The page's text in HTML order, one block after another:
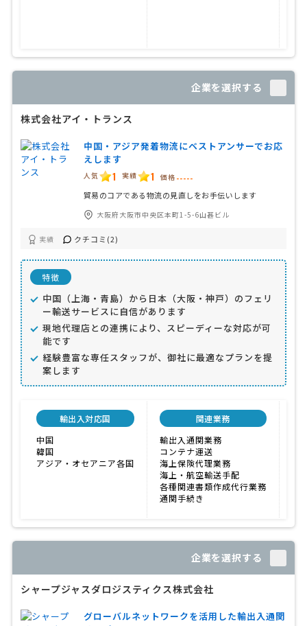
企業を選択する
株式会社アイ・トランス
中国・アジア発着物流にベストアンサーでお応
えします
人気 1 実績 1 価格 -----
貿易のコアである物流の見直しをお手伝いします
大阪府大阪市中央区本町1-5-6山甚ビル
実績 クチコミ(2)
特徴
中国（上海・青島）から日本（大阪・神戸）のフェリ
ー輸送サービスに自信があります
現地代理店との連携により、スピーディーな対応が可
能です
経験豊富な専任スタッフが、御社に最適なプランを提
案します
輸出入対応国
中国
韓国
アジア・オセアニア各国
関連業務
輸出入通関業務
コンテナ運送
海上保険代理業務
海上・航空輸送手配
各種関連書類作成代行業務
通関手続き
企業を選択する
シャープジャスダロジスティクス株式会社
グローバルネットワークを活用した輸出入通関